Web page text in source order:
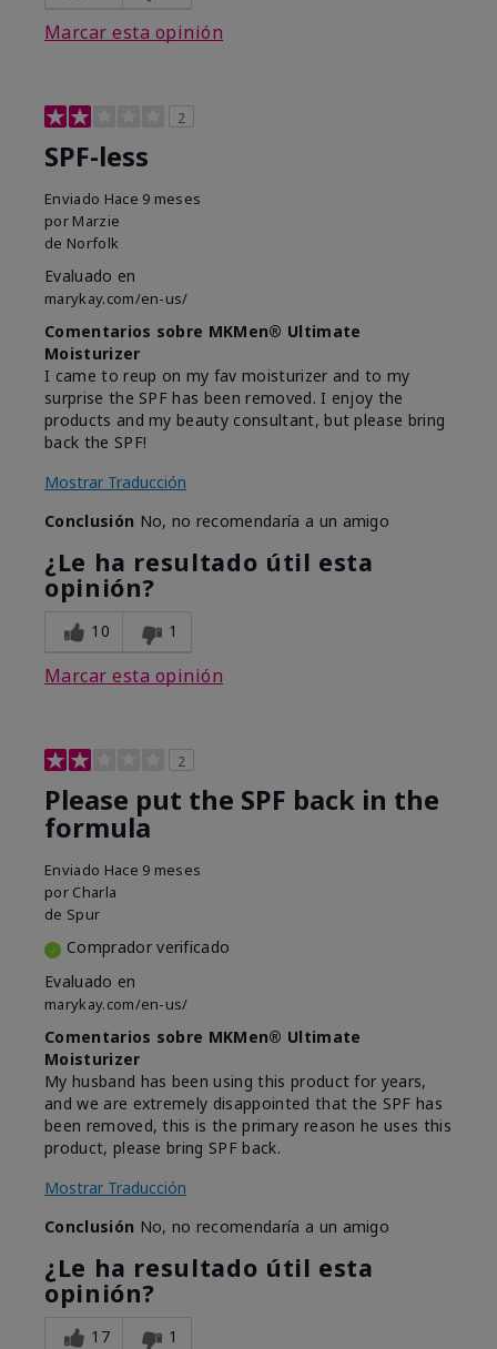
Marcar esta opinión
2
SPF-less
Enviado Hace 9 meses
por Marzie
de Norfolk
Evaluado en
marykay.com/en-us/
Comentarios sobre MKMen® Ultimate
Moisturizer
I came to reup on my fav moisturizer and to my
surprise the SPF has been removed. I enjoy the
products and my beauty consultant, but please bring
back the SPF!
Mostrar Traducción
Conclusión No, no recomendaría a un amigo
¿Le ha resultado útil esta
opinión?
10 1
Marcar esta opinión
2
Please put the SPF back in the
formula
Enviado Hace 9 meses
por Charla
de Spur
Comprador verificado
Evaluado en
marykay.com/en-us/
Comentarios sobre MKMen® Ultimate
Moisturizer
My husband has been using this product for years,
and we are extremely disappointed that the SPF has
been removed, this is the primary reason he uses this
product, please bring SPF back.
Mostrar Traducción
Conclusión No, no recomendaría a un amigo
¿Le ha resultado útil esta
opinión?
17 1